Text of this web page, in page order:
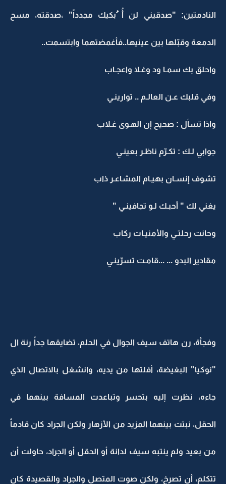
النادمتين: "صدقيني لن أُ ُبكيك مجدداً" ،صدقته، مسح
الدمعة وقبّلها بين عينيها..فأغمضتهما وابتسمت..
واحلق بك سمـا ود وغـلا واعجـاب
وفي قلبك عـن العالـم .. توارينـي
واذا تسأل : صحيح إن الهـوى غـلاب
جوابي لـك : تكـرّم ناظـر بعينـي
تشوف إنسـان بهيـام المشاعـر ذاب
يغني لك " أحبـك لـو تجافينـي "
وحانت رحلتـي والأمنيـات ركاب
مقادير البدو ... ...قامـت تسرّينـي
وفجأة، رن هاتف سيف الجوال في الحلم، تضايقها جداً رنة ال
"نوكيا" البغيضة، أفلتها من يديه، وانشغل بالاتصال الذي
جاءه، نظرت إليه بتحسر وتباعدت المسافة بينهما في
الحقل، نبتت بينهما المزيد من الأزهار ولكن الجراد كان قادماً
من بعيد ولم ينتبه سيف لدانة أو الحقل أو الجراد، حاولت أن
تتكلم، أن تصرخ، ولكن صوت المتصل والجراد والقصيدة كان